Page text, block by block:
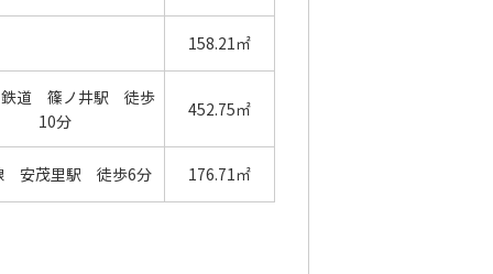
158.21㎡
鉄道 篠ノ井駅 徒歩
10分
452.75㎡
安茂里駅 徒歩6分 176.71㎡